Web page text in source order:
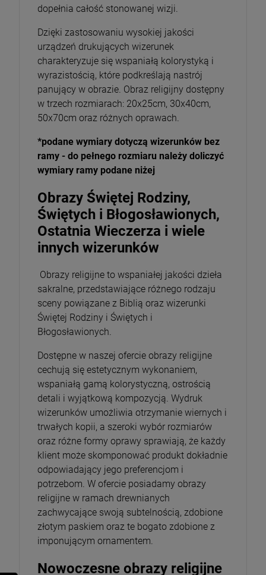
dopełnia całość stonowanej wizji.
Dzięki zastosowaniu wysokiej jakości
urządzeń drukujących wizerunek
charakteryzuje się wspaniałą kolorystyką i
wyrazistością, które podkreślają nastrój
panujący w obrazie. Obraz religijny dostępny
w trzech rozmiarach: 20x25cm, 30x40cm,
50x70cm oraz różnych oprawach.
*podane wymiary dotyczą wizerunków bez
ramy - do pełnego rozmiaru należy doliczyć
wymiary ramy podane niżej
Obrazy Świętej Rodziny,
Świętych i Błogosławionych,
Ostatnia Wieczerza i wiele
innych wizerunków
Obrazy religijne to wspaniałej jakości dzieła
sakralne, przedstawiające różnego rodzaju
sceny powiązane z Biblią oraz wizerunki
Świętej Rodziny i Świętych i
Błogosławionych.
Dostępne w naszej ofercie obrazy religijne
cechują się estetycznym wykonaniem,
wspaniałą gamą kolorystyczną, ostrością
detali i wyjątkową kompozycją. Wydruk
wizerunków umożliwia otrzymanie wiernych i
trwałych kopii, a szeroki wybór rozmiarów
oraz różne formy oprawy sprawiają, że każdy
klient może skomponować produkt dokładnie
odpowiadający jego preferencjom i
potrzebom. W ofercie posiadamy obrazy
religijne w ramach drewnianych
zachwycające swoją subtelnością, zdobione
złotym paskiem oraz te bogato zdobione z
imponującym ornamentem.
Nowoczesne obrazy religijne